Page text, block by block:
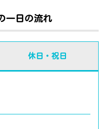
一日の流れ
休日・祝日